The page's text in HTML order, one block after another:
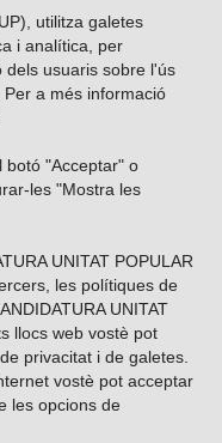
utilitza galetes
i analítica, per
dels usuaris sobre l'ús
a més informació
botó "Acceptar" o
les "Mostra les
UNITAT POPULAR
les polítiques de
UNITAT
llocs web vostè pot
privacitat i de galetes.
vostè pot acceptar
les opcions de
butlletí?
socials